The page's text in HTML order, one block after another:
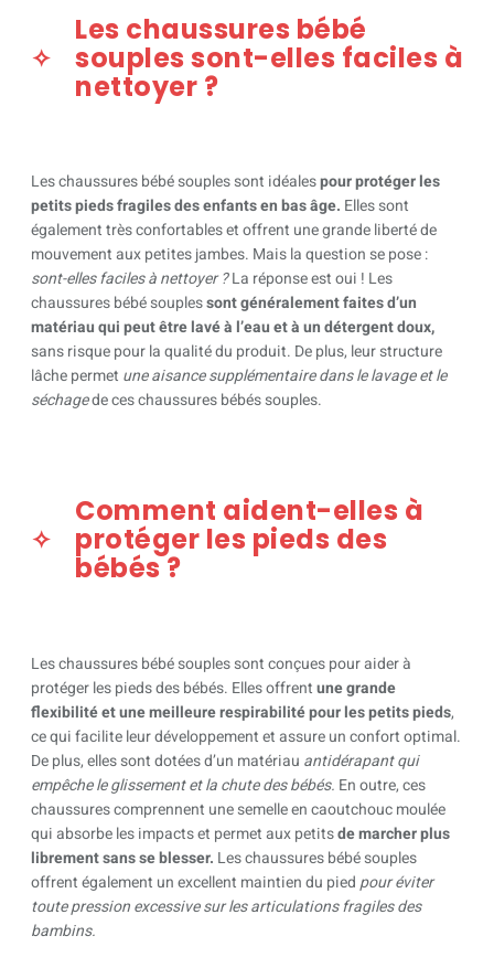
Les chaussures bébé
souples sont-elles faciles à
nettoyer ?
Les chaussures bébé souples sont idéalespour protéger les
petits pieds fragiles des enfants en bas âge. Elles sont
également très confortables et offrent une grande liberté de
mouvement aux petites jambes. Mais la question se pose :
sont-elles faciles à nettoyer ?La réponse est oui ! Les
chaussures bébé souplessont généralement faites d’un
matériau qui peut être lavé à l’eau et à un détergent doux,
sans risque pour la qualité du produit. De plus, leur structure
lâche permet une aisance supplémentaire dans le lavage et le
séchagede ces chaussures bébés souples.
Comment aident-elles à
protéger les pieds des
bébés ?
Les chaussures bébé souples sont conçues pour aider à
protéger les pieds des bébés. Elles offrentune grande
flexibilité et une meilleure respirabilité pour les petits pieds,
ce qui facilite leur développement et assure un confort optimal.
De plus, elles sont dotées d’un matériau antidérapant qui
empêche le glissement et la chute des bébés. En outre, ces
chaussures comprennent une semelle en caoutchouc moulée
qui absorbe les impacts et permet aux petitsde marcher plus
librement sans se blesser. Les chaussures bébé souples
offrent également un excellent maintien du piedpour éviter
toute pression excessive sur les articulations fragiles des
bambins.